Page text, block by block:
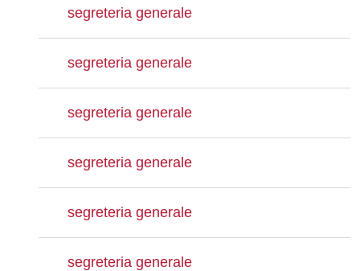
segreteria generale
segreteria generale
segreteria generale
segreteria generale
segreteria generale
segreteria generale